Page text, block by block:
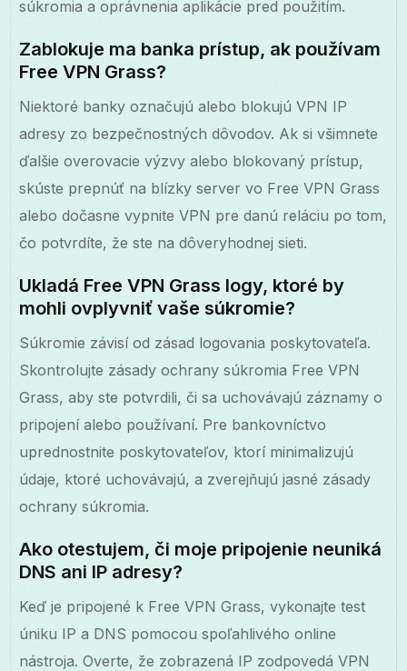
súkromia a oprávnenia aplikácie pred použitím.
Zablokuje ma banka prístup, ak používam
Free VPN Grass?
Niektoré banky označujú alebo blokujú VPN IP
adresy zo bezpečnostných dôvodov. Ak si všimnete
ďalšie overovacie výzvy alebo blokovaný prístup,
skúste prepnúť na blízky server vo Free VPN Grass
alebo dočasne vypnite VPN pre danú reláciu po tom,
čo potvrdíte, že ste na dôveryhodnej sieti.
Ukladá Free VPN Grass logy, ktoré by
mohli ovplyvniť vaše súkromie?
Súkromie závisí od zásad logovania poskytovateľa.
Skontrolujte zásady ochrany súkromia Free VPN
Grass, aby ste potvrdili, či sa uchovávajú záznamy o
pripojení alebo používaní. Pre bankovníctvo
uprednostnite poskytovateľov, ktorí minimalizujú
údaje, ktoré uchovávajú, a zverejňujú jasné zásady
ochrany súkromia.
Ako otestujem, či moje pripojenie neuniká
DNS ani IP adresy?
Keď je pripojené k Free VPN Grass, vykonajte test
úniku IP a DNS pomocou spoľahlivého online
nástroja. Overte, že zobrazená IP zodpovedá VPN